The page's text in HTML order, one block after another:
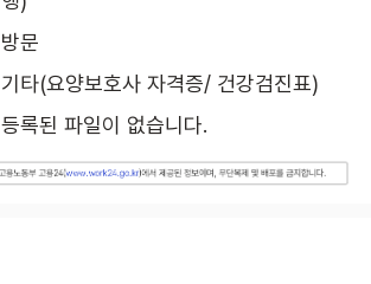
방문
기타(요양보호사 자격증/ 건강검진표)
등록된 파일이 없습니다.